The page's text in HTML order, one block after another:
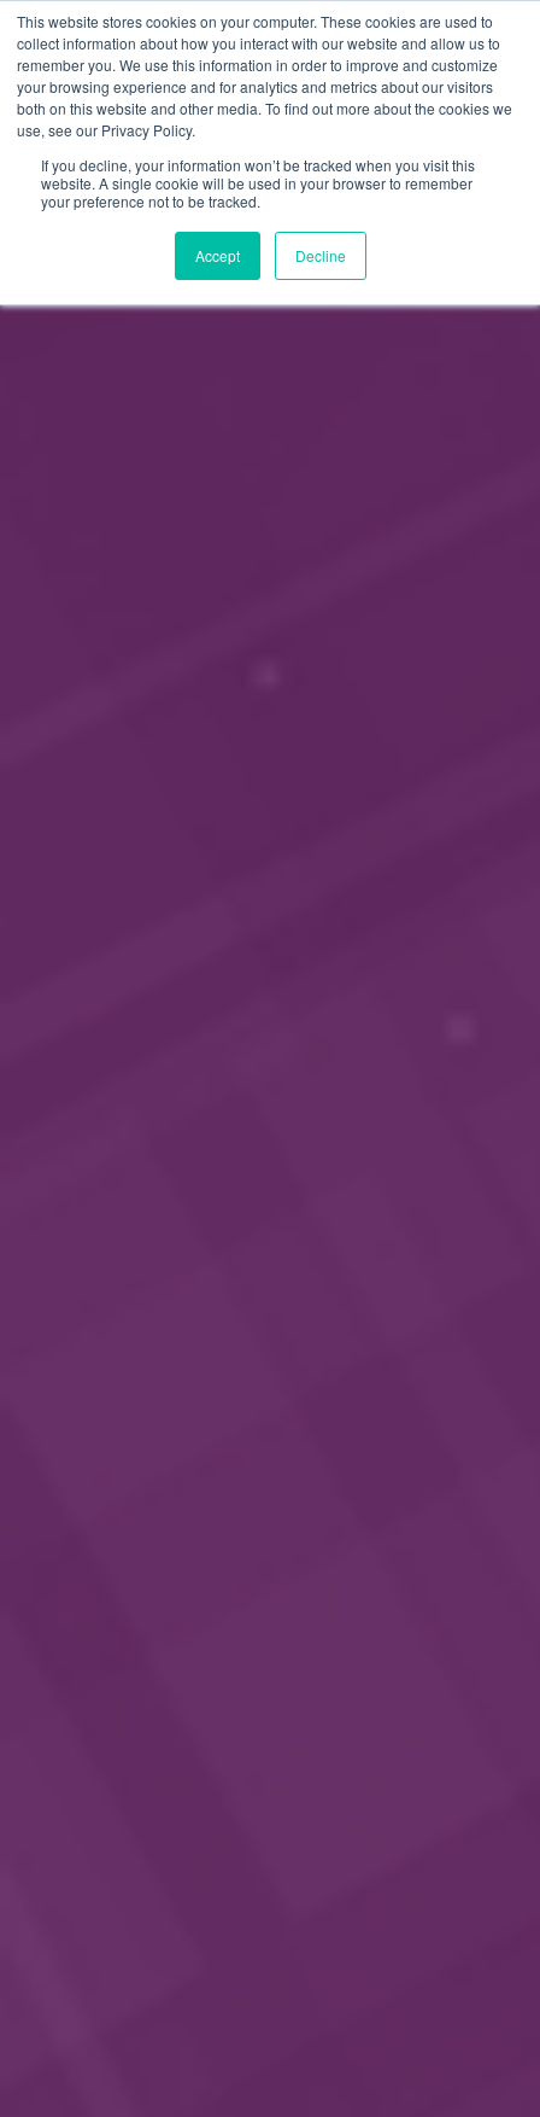
This website stores cookies on your computer. These cookies are used to
collect information about how you interact with our website and allow us to
remember you. We use this information in order to improve and customize
your browsing experience and for analytics and metrics about our visitors
both on this website and other media. To find out more about the cookies we
use, see our Privacy Policy.
If you decline, your information won’t be tracked when you visit this
website. A single cookie will be used in your browser to remember
your preference not to be tracked.
Accept Decline
FI
EN